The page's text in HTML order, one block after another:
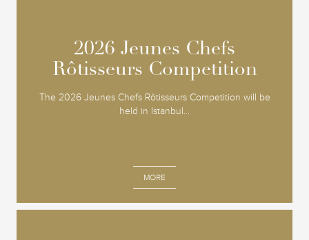
2026 Jeunes Chefs
Rôtisseurs Competition
The 2026 Jeunes Chefs Rôtisseurs Competition will be
held in Istanbul...
MORE
2026 Jeunes Chefs
Rôtisseurs Competition